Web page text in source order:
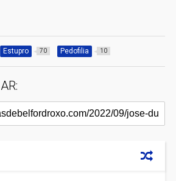
Estupro 70 Pedofilia 10